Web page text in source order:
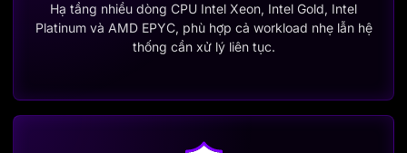
Hạ tầng nhiều dòng CPU Intel Xeon, Intel Gold, Intel
Platinum và AMD EPYC, phù hợp cả workload nhẹ lẫn hệ
thống cần xử lý liên tục.